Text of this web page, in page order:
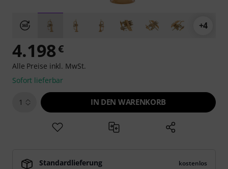
+4
4.198€
Alle Preise inkl. MwSt.
Sofort lieferbar
1 IN DEN WARENKORB
Standardlieferung
kostenlos